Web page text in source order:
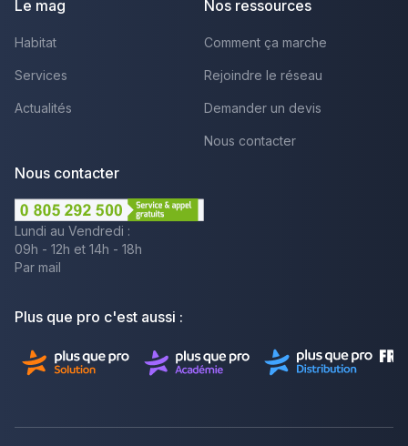
Le mag
Habitat
Services
Actualités
Nos ressources
Comment ça marche
Rejoindre le réseau
Demander un devis
Nous contacter
Nous contacter
Lundi au Vendredi :
09h - 12h et 14h - 18h
Par mail
Plus que pro c'est aussi :